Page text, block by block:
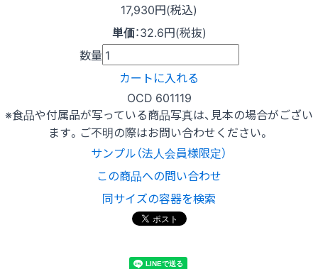
17,930円(税込)
単価：32.6円(税抜)
数量
カートに入れる
OCD 601119
※食品や付属品が写っている商品写真は、見本の場合がござい
ます。ご不明の際はお問い合わせください。
サンプル（法人会員様限定）
この商品への問い合わせ
同サイズの容器を検索